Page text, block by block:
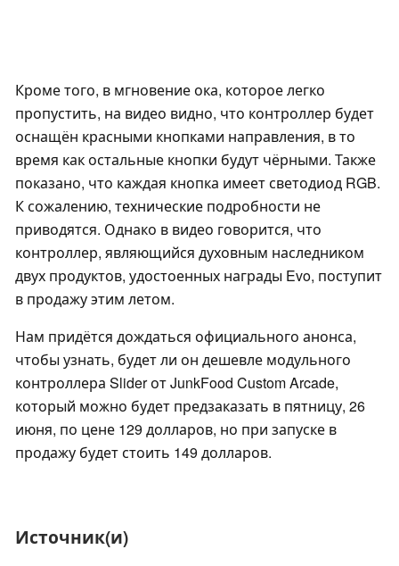
Кроме того, в мгновение ока, которое легко
пропустить, на видео видно, что контроллер будет
оснащён красными кнопками направления, в то
время как остальные кнопки будут чёрными. Также
показано, что каждая кнопка имеет светодиод RGB.
К сожалению, технические подробности не
приводятся. Однако в видео говорится, что
контроллер, являющийся духовным наследником
двух продуктов, удостоенных награды Evo, поступит
в продажу этим летом.
Нам придётся дождаться официального анонса,
чтобы узнать, будет ли он дешевле модульного
контроллера Slider от JunkFood Custom Arcade,
который можно будет предзаказать в пятницу, 26
июня, по цене 129 долларов, но при запуске в
продажу будет стоить 149 долларов.
Источник(и)